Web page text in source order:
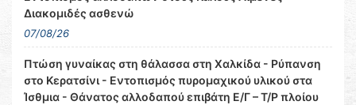
Διακομιδές ασθενώ
07/08/26
Πτώση γυναίκας στη θάλασσα στη Χαλκίδα - Ρύπανση
στο Κερατσίνι - Εντοπισμός πυρομαχικού υλικού στα
Ίσθμια - Θάνατος αλλοδαπού επιβάτη Ε/Γ – Τ/Ρ πλοίου